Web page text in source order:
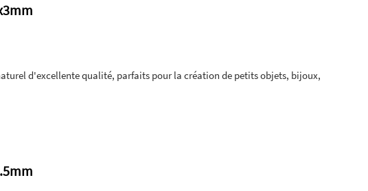
d'excellente qualité, parfaits pour la création de petits objets, bijoux,